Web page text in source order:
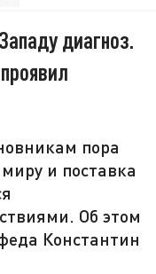
диагноз.
пора
и поставка
Об этом
Константин